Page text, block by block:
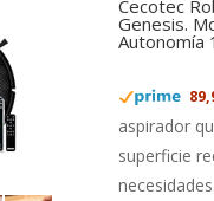
Cecotec
Genesis.
Autonomía
aspirador
superficie